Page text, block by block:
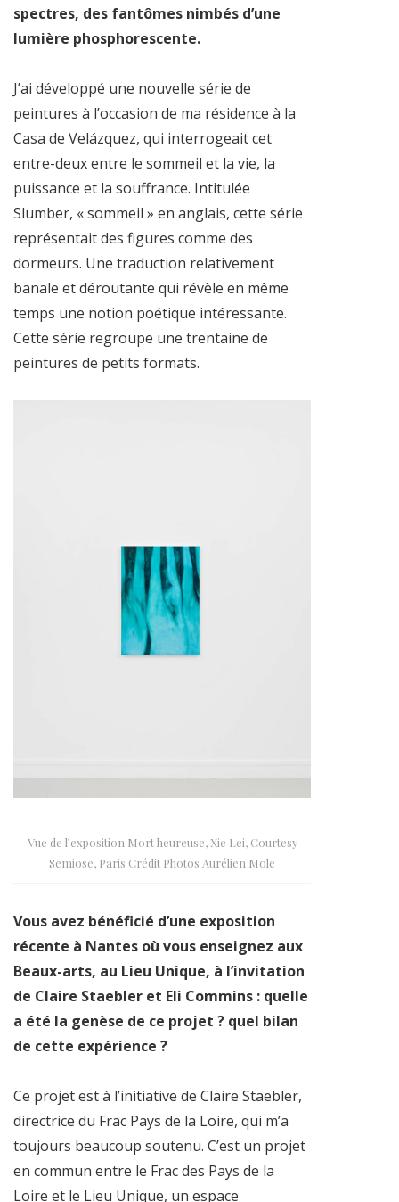
spectres, des fantômes nimbés d’une
lumière phosphorescente.
J’ai développé une nouvelle série de
peintures à l’occasion de ma résidence à la
Casa de Velázquez, qui interrogeait cet
entre-deux entre le sommeil et la vie, la
puissance et la souffrance. Intitulée
Slumber, « sommeil » en anglais, cette série
représentait des figures comme des
dormeurs. Une traduction relativement
banale et déroutante qui révèle en même
temps une notion poétique intéressante.
Cette série regroupe une trentaine de
peintures de petits formats.
Vue de l’exposition Mort heureuse, Xie Lei, Courtesy
Semiose, Paris Crédit Photos Aurélien Mole
Vous avez bénéficié d’une exposition
récente à Nantes où vous enseignez aux
Beaux-arts, au Lieu Unique, à l’invitation
de Claire Staebler et Eli Commins : quelle
a été la genèse de ce projet ? quel bilan
de cette expérience ?
Ce projet est à l’initiative de Claire Staebler,
directrice du Frac Pays de la Loire, qui m’a
toujours beaucoup soutenu. C’est un projet
en commun entre le Frac des Pays de la
Loire et le Lieu Unique, un espace